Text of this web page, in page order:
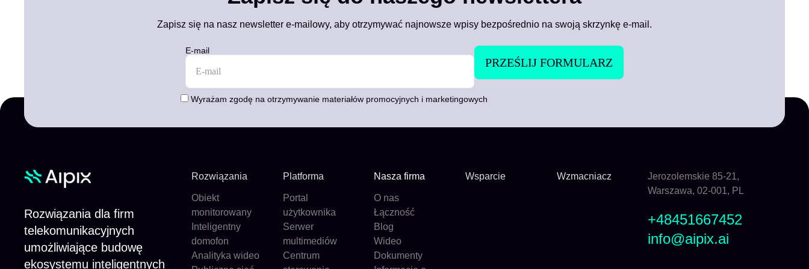
Zapisz się na nasz newsletter e-mailowy, aby otrzymywać najnowsze wpisy bezpośrednio na swoją skrzynkę e-mail.
E-mail
Wyrażam zgodę na otrzymywanie materiałów promocyjnych i marketingowych
Rozwiązania dla firm
telekomunikacyjnych
umożliwiające budowę
ekosystemu inteligentnych
Rozwiązania
Obiekt
monitorowany
Inteligentny
domofon
Analityka wideo
Platforma
Portal
użytkownika
Serwer
multimediów
Centrum
Nasza firma
O nas
Łączność
Blog
Wideo
Dokumenty
Wsparcie Wzmacniacz
Jerozolemskie 85-21,
Warszawa, 02-001, PL
+48451667452
info@aipix.ai